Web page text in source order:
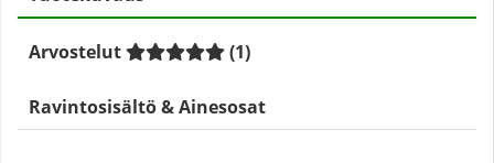
Arvostelut (1)
Ravintosisältö & Ainesosat